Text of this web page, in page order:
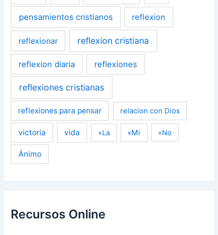
pensamientos cristianos reflexion
reflexionar reflexion cristiana
reflexion diaria reflexiones
reflexiones cristianas
reflexiones para pensar relacion con Dios
victoria vida «La «Mi «No
Ánimo
Recursos Online